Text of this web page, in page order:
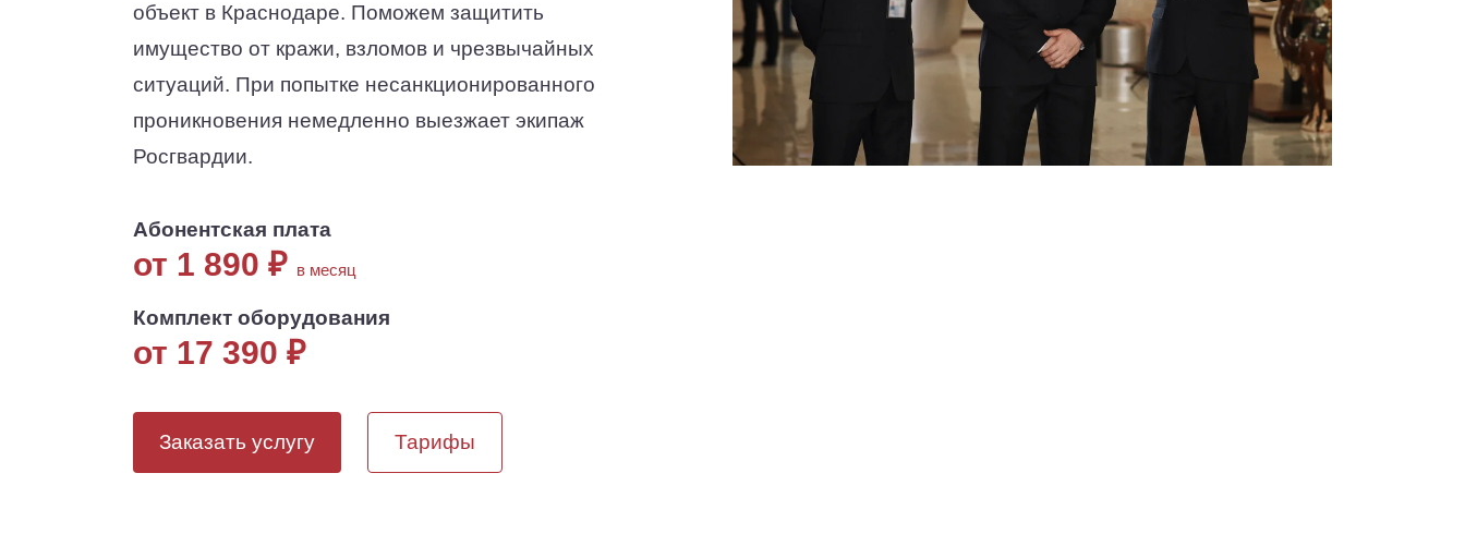
объект в Краснодаре. Поможем защитить
имущество от кражи, взломов и чрезвычайных
ситуаций. При попытке несанкционированного
проникновения немедленно выезжает экипаж
Росгвардии.
Абонентская плата
от 1 890 ₽ в месяц
Комплект оборудования
от 17 390 ₽
Заказать услугу Тарифы